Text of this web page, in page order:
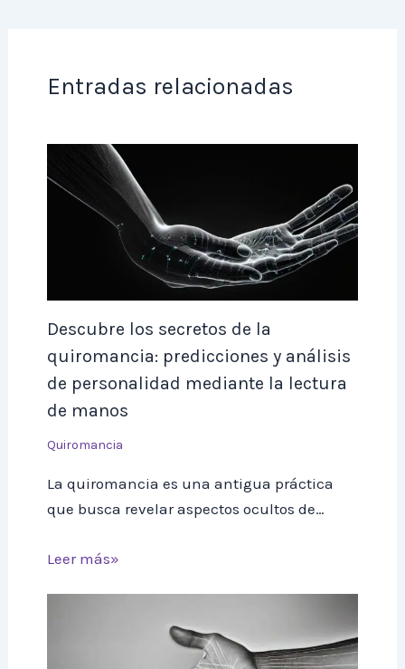
Entradas relacionadas
Descubre los secretos de la
quiromancia: predicciones y análisis
de personalidad mediante la lectura
de manos
Quiromancia
La quiromancia es una antigua práctica
que busca revelar aspectos ocultos de…
Leer más»